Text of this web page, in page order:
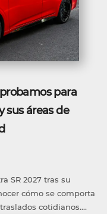
para
sus áreas de
SR 2027 tras su
cómo se comporta
cotidianos....